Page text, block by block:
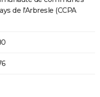
de l'Arbresle (CCPA